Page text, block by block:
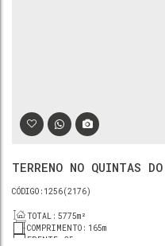
TERRENO NO QUINTAS DO
1256(2176)
TOTAL: 5775m²
COMPRIMENTO: 165m
FRENTE:
35m